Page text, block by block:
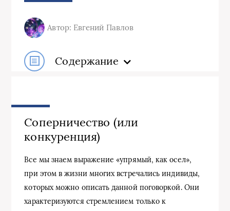
Автор: Евгений Павлов
Содержание
Соперничество (или
конкуренция)
Все мы знаем выражение «упрямый, как осел»,
при этом в жизни многих встречались индивиды,
которых можно описать данной поговоркой. Они
характеризуются стремлением только к